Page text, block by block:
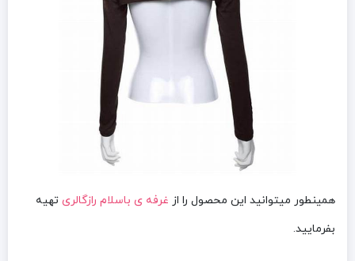
همینطور میتوانید این محصول را از غرفه ی باسلام رازگالری تهیه
بفرمایید.